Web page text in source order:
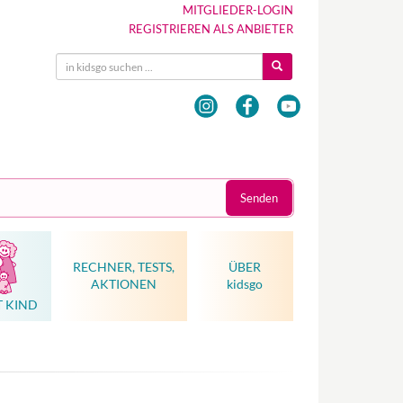
MITGLIEDER-LOGIN
REGISTRIEREN ALS ANBIETER
Senden
KIND
RECHNER, TESTS,
AKTIONEN
ÜBER
kidsgo